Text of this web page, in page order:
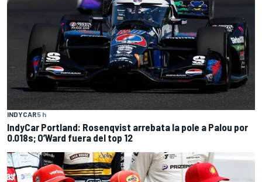
INDYCAR5 h
IndyCar Portland: Rosenqvist arrebata la pole a Palou por
0.018s; O’Ward fuera del top 12